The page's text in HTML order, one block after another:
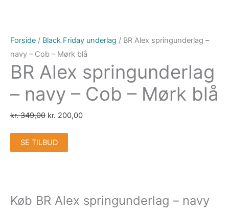
Forside / Black Friday underlag / BR Alex springunderlag –
navy – Cob – Mørk blå
BR Alex springunderlag
– navy – Cob – Mørk blå
kr.349,00 kr. 200,00
SE TILBUD
Køb BR Alex springunderlag – navy